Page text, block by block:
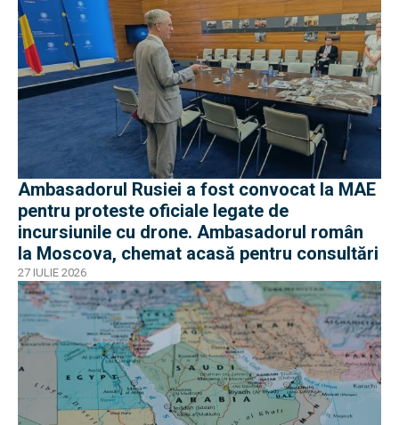
Ambasadorul Rusiei a fost convocat la MAE
pentru proteste oficiale legate de
incursiunile cu drone. Ambasadorul român
la Moscova, chemat acasă pentru consultări
27 IULIE 2026